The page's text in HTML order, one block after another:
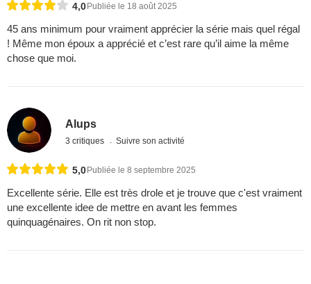
4,0 Publiée le 18 août 2025
45 ans minimum pour vraiment apprécier la série mais quel régal
! Même mon époux a apprécié et c’est rare qu’il aime la même
chose que moi.
Alups
3 critiques Suivre son activité
5,0Publiée le 8 septembre 2025
Excellente série. Elle est très drole et je trouve que c'est vraiment
une excellente idee de mettre en avant les femmes
quinquagénaires. On rit non stop.